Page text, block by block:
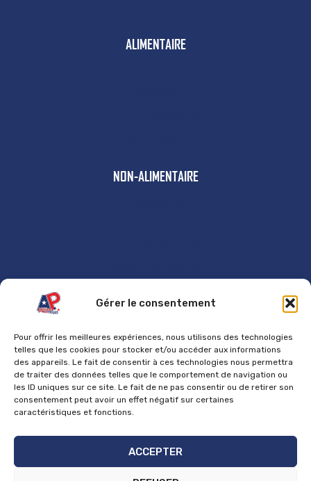
Gérer le consentement
Pour offrir les meilleures expériences, nous utilisons des technologies
telles que les cookies pour stocker et/ou accéder aux informations
des appareils. Le fait de consentir à ces technologies nous permettra
de traiter des données telles que le comportement de navigation ou
les ID uniques sur ce site. Le fait de ne pas consentir ou de retirer son
consentement peut avoir un effet négatif sur certaines
caractéristiques et fonctions.
ACCEPTER
ALIMENTAIRE
NON-ALIMENTAIRE
GÉNÉRAL
Contact
Mentions Légales
Politique de cookies
Politique de confidentialité
Politique de retours et de remboursements